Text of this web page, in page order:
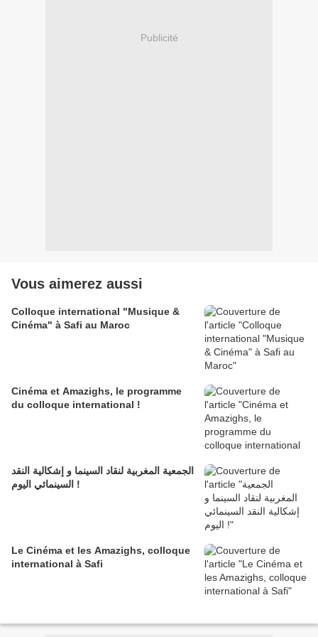
Publicité
Vous aimerez aussi
Colloque international "Musique &
Cinéma" à Safi au Maroc
Cinéma et Amazighs, le programme
du colloque international !
الجمعية المغربية لنقاد السينما و إشكالية النقد
السينمائي اليوم !
Le Cinéma et les Amazighs, colloque
international à Safi